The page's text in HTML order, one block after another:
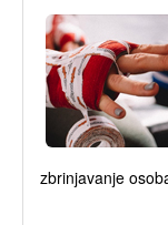
zbrinjavanje